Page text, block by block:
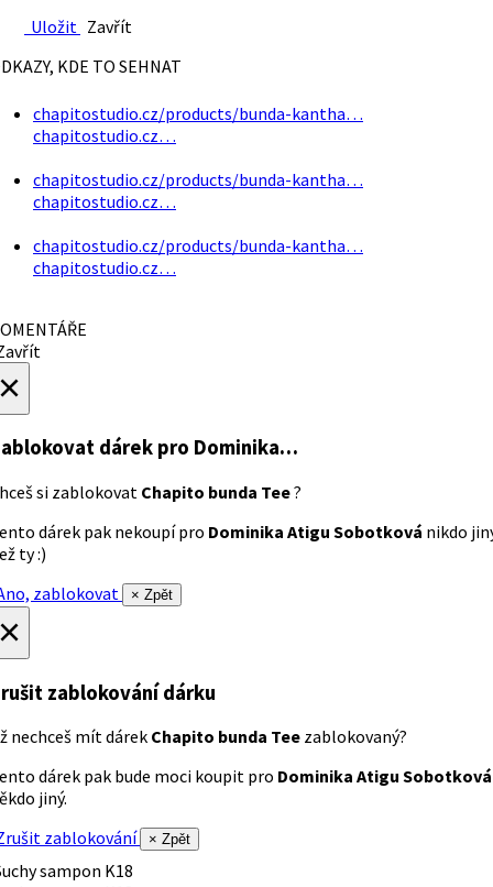
Uložit Zavřít
KDE TO SEHNAT
chapitostudio.cz/products/bunda-kantha…
chapitostudio.cz…
chapitostudio.cz/products/bunda-kantha…
chapitostudio.cz…
chapitostudio.cz/products/bunda-kantha…
chapitostudio.cz…
dárek pro Dominika…
si zablokovat Chapito bunda Tee?
dárek pak nekoupí pro Dominika Atigu Sobotková nikdo
ty :)
zablokovat
× Zpět
zablokování dárku
nechceš mít dárek Chapito bunda Tee zablokovaný?
dárek pak bude moci koupit pro Dominika Atigu Sobotková
jiný.
zablokování
× Zpět